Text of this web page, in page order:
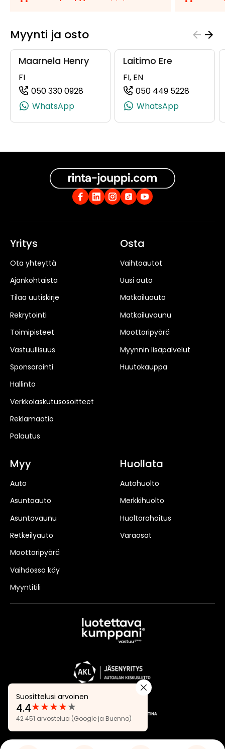
Myynti ja osto
Maarnela Henry
FI
050 330 0928
(+358503300928, 0503300928,
WhatsApp
Laitimo Ere
FI, EN
050 449 5228
WhatsApp
Suosittelusi arvoinen
Arvostelut:
4.4
★★★★★
4.4
42 451 arvostelua (Google ja Buenno)
Yritys
Ota yhteyttä
Ajankohtaista
Tilaa uutiskirje
Rekrytointi
Toimipisteet
Vastuullisuus
Sponsorointi
Hallinto
Verkkolaskutusosoitteet
Reklamaatio
Palautus
Osta
Vaihtoautot
Uusi auto
Matkailuauto
Matkailuvaunu
Moottoripyörä
Myynnin lisäpalvelut
Huutokauppa
Myy
Auto
Asuntoauto
Asuntovaunu
Retkeilyauto
Moottoripyörä
Vaihdossa käy
Myyntitili
Huollata
Autohuolto
Merkkihuolto
Huoltorahoitus
Varaosat